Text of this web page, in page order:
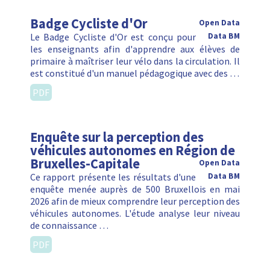
Badge Cycliste d'Or
Open Data
Data BM
Le Badge Cycliste d'Or est conçu pour
les enseignants afin d'apprendre aux élèves de
primaire à maîtriser leur vélo dans la circulation. Il
est constitué d'un manuel pédagogique avec des …
PDF
Enquête sur la perception des
véhicules autonomes en Région de
Bruxelles-Capitale
Open Data
Data BM
Ce rapport présente les résultats d'une
enquête menée auprès de 500 Bruxellois en mai
2026 afin de mieux comprendre leur perception des
véhicules autonomes. L'étude analyse leur niveau
de connaissance …
PDF